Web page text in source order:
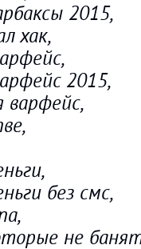
2015,
хак,
2015,
варфейс,
без смс,
не